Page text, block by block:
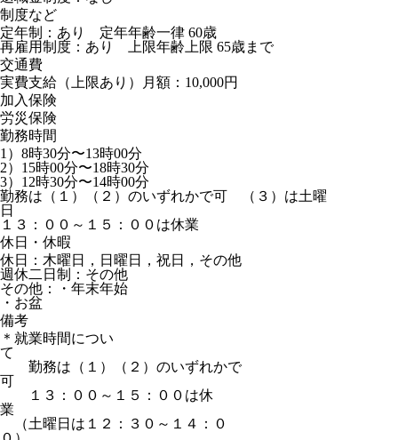
制度など
定年制：あり 定年年齢一律 60歳
再雇用制度：あり 上限年齢上限 65歳まで
交通費
実費支給（上限あり）月額：10,000円
加入保険
労災保険
勤務時間
1）8時30分〜13時00分
2）15時00分〜18時30分
3）12時30分〜14時00分
勤務は（１）（２）のいずれかで可 （３）は土曜
日
１３：００～１５：００は休業
休日・休暇
休日：木曜日，日曜日，祝日，その他
週休二日制：その他
その他：・年末年始
・お盆
備考
＊就業時間につい
て
勤務は（１）（２）のいずれかで
可
１３：００～１５：００は休
業
（土曜日は１２：３０～１４：０